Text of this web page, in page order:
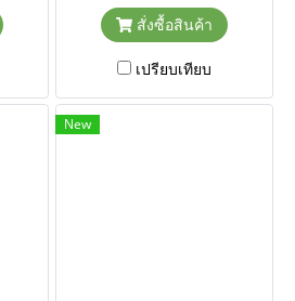
สั่งซื้อสินค้า
เปรียบเทียบ
New